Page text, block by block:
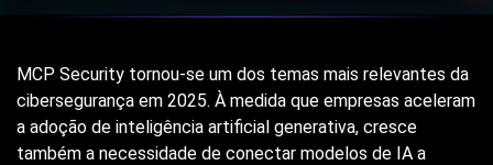
MCP Security tornou-se um dos temas mais relevantes da
cibersegurança em 2025. À medida que empresas aceleram
a adoção de inteligência artificial generativa, cresce
também a necessidade de conectar modelos de IA a